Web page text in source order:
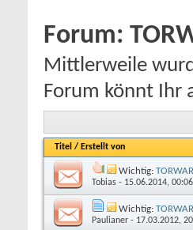
Forum:
Mittlerweile
Forum könnt Ihr
Titel / Erstellt von
Wichtig:
Tobias - 15.06.2014,
Wichtig:
Paulianer - 17.03.2012,